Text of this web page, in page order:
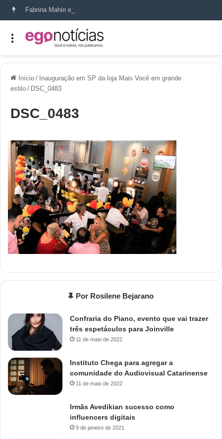
Fabrina Mahin e a arte de reconstruir confiança
Início / Inauguração em SP da loja Mais Você em grande
estilo / DSC_0483
DSC_0483
Por Rosilene Bejarano
Confraria do Piano, evento que vai trazer
três espetáculos para Joinville
11 de maio de 2022
Instituto Chega para agregar a
comunidade do Audiovisual Catarinense
11 de maio de 2022
Irmãs Avedikian sucesso como
influencers digitais
9 de janeiro de 2021